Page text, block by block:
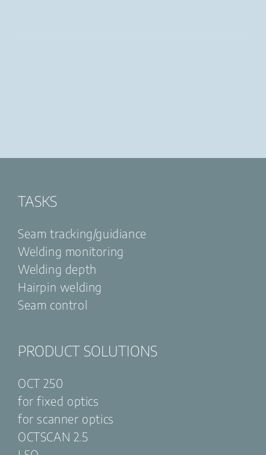
TASKS
Seam tracking/guidiance
Welding monitoring
Welding depth
Hairpin welding
Seam control
PRODUCT SOLUTIONS
OCT 250
for fixed optics
for scanner optics
OCTSCAN 2.5